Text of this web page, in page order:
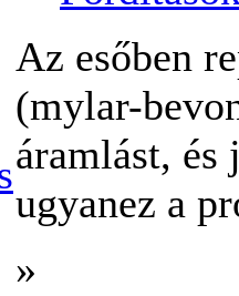
Az esőben
(mylar-
áramlást,
ugyanez a
»